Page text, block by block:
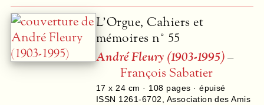
L’Orgue, Cahiers et
mémoires n° 55
André Fleury (1903-1995)–
François Sabatier
17 x 24 cm · 108 pages · épuisé
ISSN 1261-6702, Association des Amis